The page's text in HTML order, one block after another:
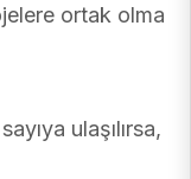
ortak olma
ulaşılırsa,